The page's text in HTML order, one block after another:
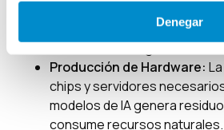
Denegar
desarrollar algoritmos más
fuentes de energía
Producción de Hardware:
chips y servidores
modelos de IA genera
consume recursos